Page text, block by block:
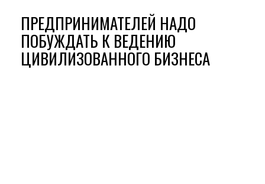
ПРЕДПРИНИМАТЕЛЕЙ НАДО
ПОБУЖДАТЬ К ВЕДЕНИЮ
ЦИВИЛИЗОВАННОГО БИЗНЕСА